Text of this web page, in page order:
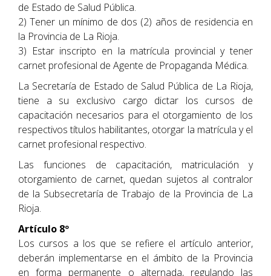
de Estado de Salud Pública.
2) Tener un mínimo de dos (2) años de residencia en
la Provincia de La Rioja.
3) Estar inscripto en la matrícula provincial y tener
carnet profesional de Agente de Propaganda Médica.
La Secretaría de Estado de Salud Pública de La Rioja,
tiene a su exclusivo cargo dictar los cursos de
capacitación necesarios para el otorgamiento de los
respectivos títulos habilitantes, otorgar la matrícula y el
carnet profesional respectivo.
Las funciones de capacitación, matriculación y
otorgamiento de carnet, quedan sujetos al contralor
de la Subsecretaría de Trabajo de la Provincia de La
Rioja.
Artículo 8º
Los cursos a los que se refiere el artículo anterior,
deberán implementarse en el ámbito de la Provincia
en forma permanente o alternada, regulando las